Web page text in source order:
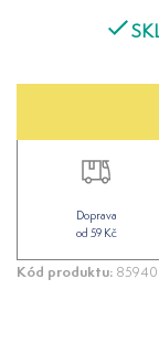
Doprava
od 59 Kč
Kód produktu: